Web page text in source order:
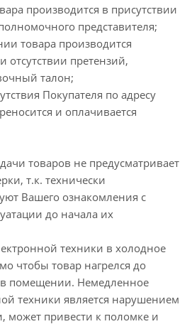
в присутствии
представителя;
производится
претензий,
талон;
Покупателя по адресу
и оплачивается
товаров не предусматривает
т.к. технически
Вашего ознакомления с
до начала их
техники в холодное
чтобы товар нагрелся до
в помещении. Немедленное
техники является нарушением
может привести к поломке и